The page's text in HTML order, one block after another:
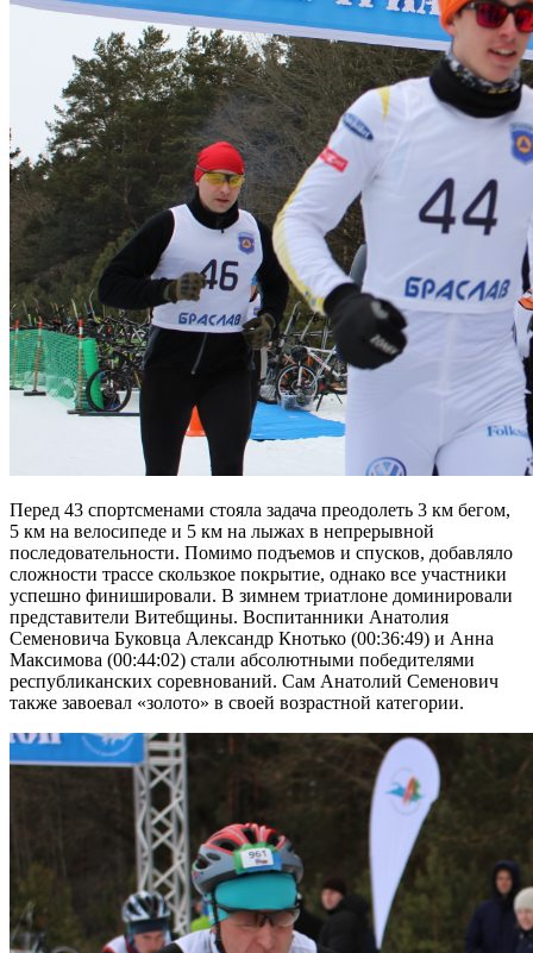
Перед 43 спортсменами стояла задача преодолеть 3 км бегом,
5 км на велосипеде и 5 км на лыжах в непрерывной
последовательности. Помимо подъемов и спусков, добавляло
сложности трассе скользкое покрытие, однако все участники
успешно финишировали. В зимнем триатлоне доминировали
представители Витебщины. Воспитанники Анатолия
Семеновича Буковца Александр Кнотько (00:36:49) и Анна
Максимова (00:44:02) стали абсолютными победителями
республиканских соревнований. Сам Анатолий Семенович
также завоевал «золото» в своей возрастной категории.